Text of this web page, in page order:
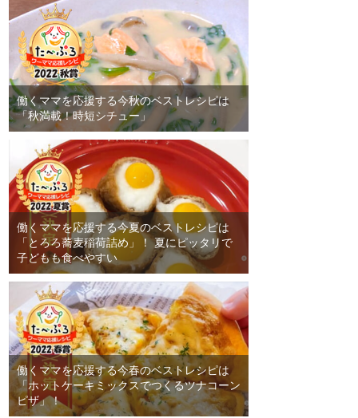
働くママを応援する今秋のベストレシピは
「秋満載！時短シチュー」
働くママを応援する今夏のベストレシピは
「とろろ蕎麦稲荷詰め」！ 夏にピッタリで
子どもも食べやすい
働くママを応援する今春のベストレシピは
「ホットケーキミックスでつくるツナコーン
ピザ」！